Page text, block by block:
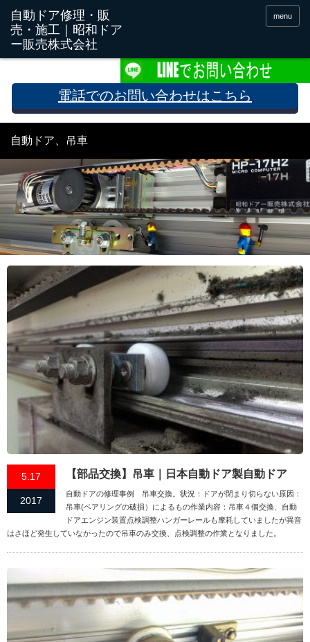
menu
電話でのお問い合わせはこちら
自動ドア、吊車
5.17
2017
【部品交換】吊車｜日本自動ドア製自動ドア
自動ドアの修理事例 吊車交換。状況：ドアが閉まり切らない原因：
吊車(ベアリングの破損）によるもの作業内容：吊車４個交換、自動
ドアエンジン装置点検調整ハンガーレールも摩耗していましたが異音
はさほど発生していなかったので吊車のみ交換、点検調整の作業となりました。